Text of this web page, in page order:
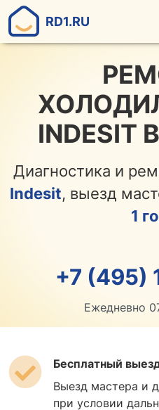
RD1.RU
INDESIT
Диагностика и
Indesit, выезд
1
+7 (495)
Ежедневно
Бесплатный
Выезд мастера и
при условии